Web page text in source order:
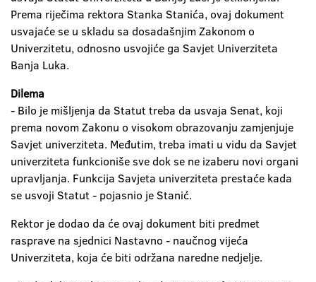
Prema riječima rektora Stanka Stanića, ovaj dokument
usvajaće se u skladu sa dosadašnjim Zakonom o
Univerzitetu, odnosno usvojiće ga Savjet Univerziteta
Banja Luka.
Dilema
- Bilo je mišljenja da Statut treba da usvaja Senat, koji
prema novom Zakonu o visokom obrazovanju zamjenjuje
Savjet univerziteta. Međutim, treba imati u vidu da Savjet
univerziteta funkcioniše sve dok se ne izaberu novi organi
upravljanja. Funkcija Savjeta univerziteta prestaće kada
se usvoji Statut - pojasnio je Stanić.
Rektor je dodao da će ovaj dokument biti predmet
rasprave na sjednici Nastavno - naučnog vijeća
Univerziteta, koja će biti održana naredne nedjelje.